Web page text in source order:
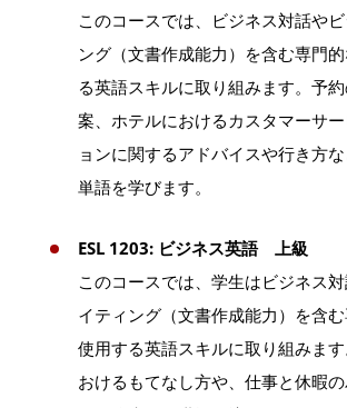
このコースでは、ビジネス対話や
ング（文書作成能力）を含む専門
る英語スキルに取り組みます。予
案、ホテルにおけるカスタマーサ
ョンに関するアドバイスや行き方
単語を学びます。
ESL 1203: ビジネス英語 上級
このコースでは、学生はビジネス
イティング（文書作成能力）を含
使用する英語スキルに取り組みま
おけるもてなし方や、仕事と休暇